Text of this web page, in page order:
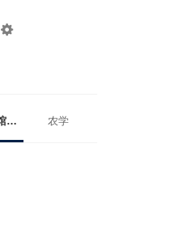

图书馆、情报与档案管理 农学